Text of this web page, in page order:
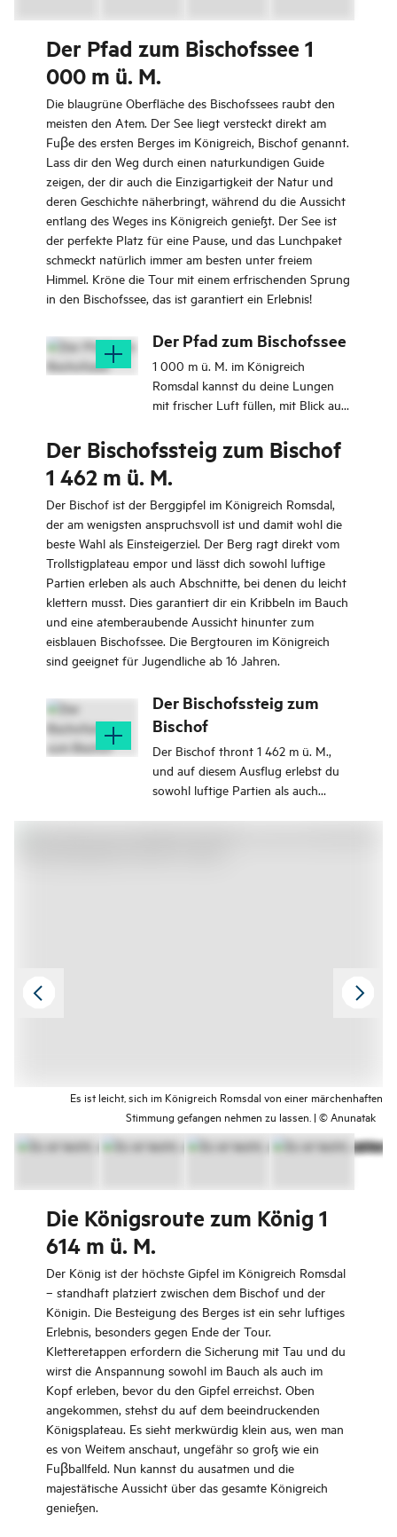
Der Pfad zum Bischofssee 1
000 m ü. M.
Die blaugrüne Oberfläche des Bischofssees raubt den
meisten den Atem. Der See liegt versteckt direkt am
Fuβe des ersten Berges im Königreich, Bischof genannt.
Lass dir den Weg durch einen naturkundigen Guide
zeigen, der dir auch die Einzigartigkeit der Natur und
deren Geschichte näherbringt, während du die Aussicht
entlang des Weges ins Königreich genießt. Der See ist
der perfekte Platz für eine Pause, und das Lunchpaket
schmeckt natürlich immer am besten unter freiem
Himmel. Kröne die Tour mit einem erfrischenden Sprung
in den Bischofssee, das ist garantiert ein Erlebnis!
Der Pfad zum Bischofssee
1 000 m ü. M. im Königreich
Romsdal kannst du deine Lungen
mit frischer Luft füllen, mit Blick auf
Bischofssee liegt am Fuβ des Berges
Bischof, der über dem Trollstigen
thront.
Der Bischofssteig zum Bischof
1 462 m ü. M.
Der Bischof ist der Berggipfel im Königreich Romsdal,
der am wenigsten anspruchsvoll ist und damit wohl die
beste Wahl als Einsteigerziel. Der Berg ragt direkt vom
Trollstigplateau empor und lässt dich sowohl luftige
Partien erleben als auch Abschnitte, bei denen du leicht
klettern musst. Dies garantiert dir ein Kribbeln im Bauch
und eine atemberaubende Aussicht hinunter zum
eisblauen Bischofssee. Die Bergtouren im Königreich
sind geeignet für Jugendliche ab 16 Jahren.
Der Bischofssteig zum
Bischof
Der Bischof thront 1 462 m ü. M.,
und auf diesem Ausflug erlebst du
sowohl luftige Partien als auch
Es ist leicht, sich im Königreich Romsdal von einer märchenhaften
Stimmung gefangen nehmen zu lassen. | © Anunatak
Die Königsroute zum König 1
614 m ü. M.
Der König ist der höchste Gipfel im Königreich Romsdal
– standhaft platziert zwischen dem Bischof und der
Königin. Die Besteigung des Berges ist ein sehr luftiges
Erlebnis, besonders gegen Ende der Tour.
Kletteretappen erfordern die Sicherung mit Tau und du
wirst die Anspannung sowohl im Bauch als auch im
Kopf erleben, bevor du den Gipfel erreichst. Oben
angekommen, stehst du auf dem beeindruckenden
Königsplateau. Es sieht merkwürdig klein aus, wen man
es von Weitem anschaut, ungefähr so groß wie ein
Fuβballfeld. Nun kannst du ausatmen und die
majestätische Aussicht über das gesamte Königreich
genießen.